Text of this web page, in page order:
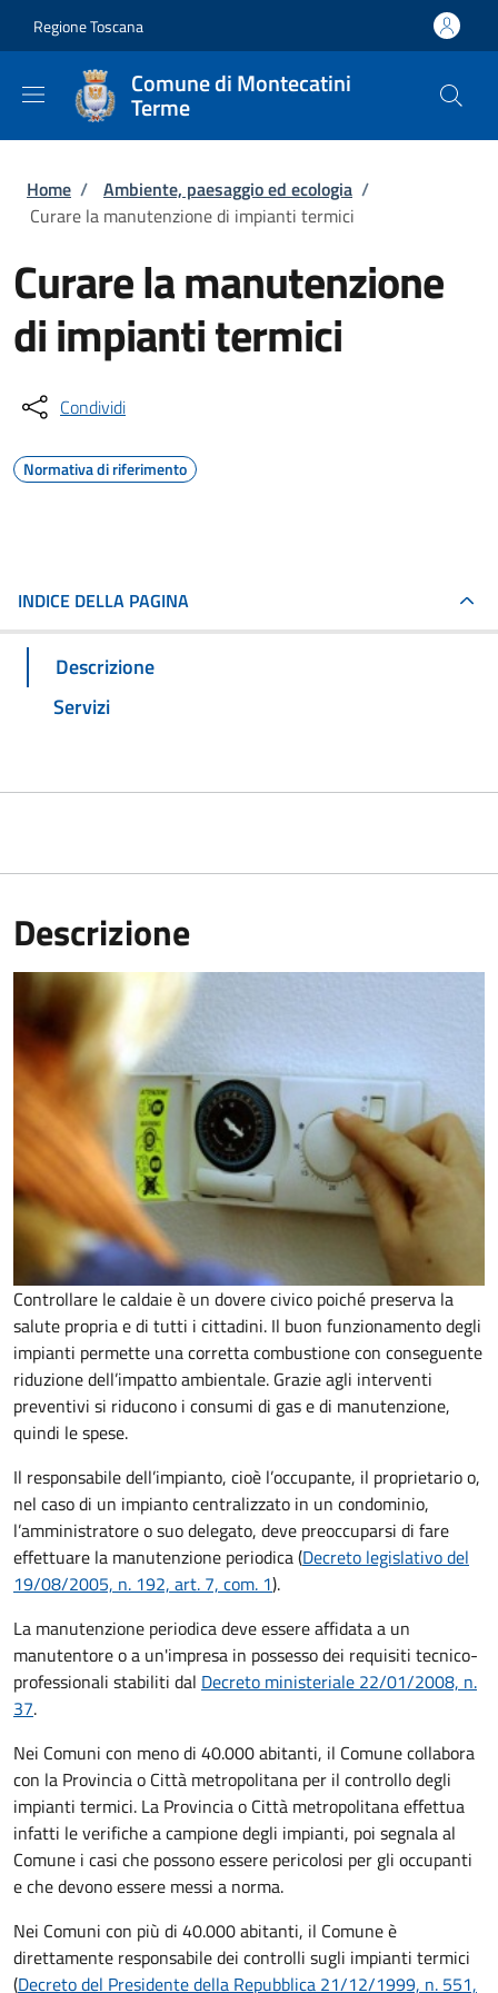
Regione Toscana
Comune di Montecatini
Terme
Briciole di pane
Home / Ambiente, paesaggio ed ecologia /
Curare la manutenzione di impianti termici
Curare la manutenzione
di impianti termici
Condividi
Normativa di riferimento
INDICE DELLA PAGINA
Descrizione
Servizi
Descrizione
Controllare le caldaie è un dovere civico poiché preserva la
salute propria e di tutti i cittadini. Il buon funzionamento degli
impianti permette una corretta combustione con conseguente
riduzione dell’impatto ambientale. Grazie agli interventi
preventivi si riducono i consumi di gas e di manutenzione,
quindi le spese.
Il responsabile dell’impianto, cioè l’occupante, il proprietario o,
nel caso di un impianto centralizzato in un condominio,
l’amministratore o suo delegato, deve preoccuparsi di fare
effettuare la manutenzione periodica (Decreto legislativo del
19/08/2005, n. 192, art. 7, com. 1).
La manutenzione periodica deve essere affidata a un
manutentore o a un'impresa in possesso dei requisiti tecnico-
professionali stabiliti dal Decreto ministeriale 22/01/2008, n.
37.
Nei Comuni con meno di 40.000 abitanti, il Comune collabora
con la Provincia o Città metropolitana per il controllo degli
impianti termici. La Provincia o Città metropolitana effettua
infatti le verifiche a campione degli impianti, poi segnala al
Comune i casi che possono essere pericolosi per gli occupanti
e che devono essere messi a norma.
Nei Comuni con più di 40.000 abitanti, il Comune è
direttamente responsabile dei controlli sugli impianti termici
(Decreto del Presidente della Repubblica 21/12/1999, n. 551,